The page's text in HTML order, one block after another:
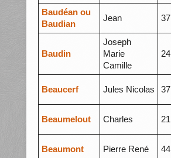
Baudéan ou
Baudian
Jean 37
Baudin
Joseph
Marie
Camille
24
Beaucerf Jules Nicolas 37
Beaumelout Charles 21
Beaumont Pierre René 44